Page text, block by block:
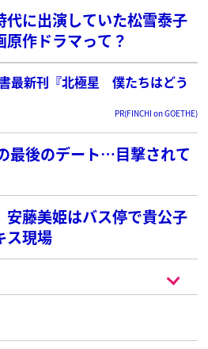
に出演していた松雪泰子
作ドラマって？
書最新刊『北極星 僕たちはどう
PR(FINCHI on GOETHE)
最後のデート…目撃されて
安藤美姫はバス停で貴公子
ス現場